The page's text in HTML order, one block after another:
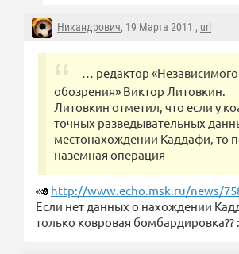
Никандрович, 19 Марта 2011 , url
… редактор
обозрения» Виктор Литовкин.
Литовкин отметил, что если у
точных разведывательных
местонахождении Каддафи, то
наземная операция
http://www.echo.msk.ru/news/
Если нет данных о нахождении
только ковровая бомбардировка??